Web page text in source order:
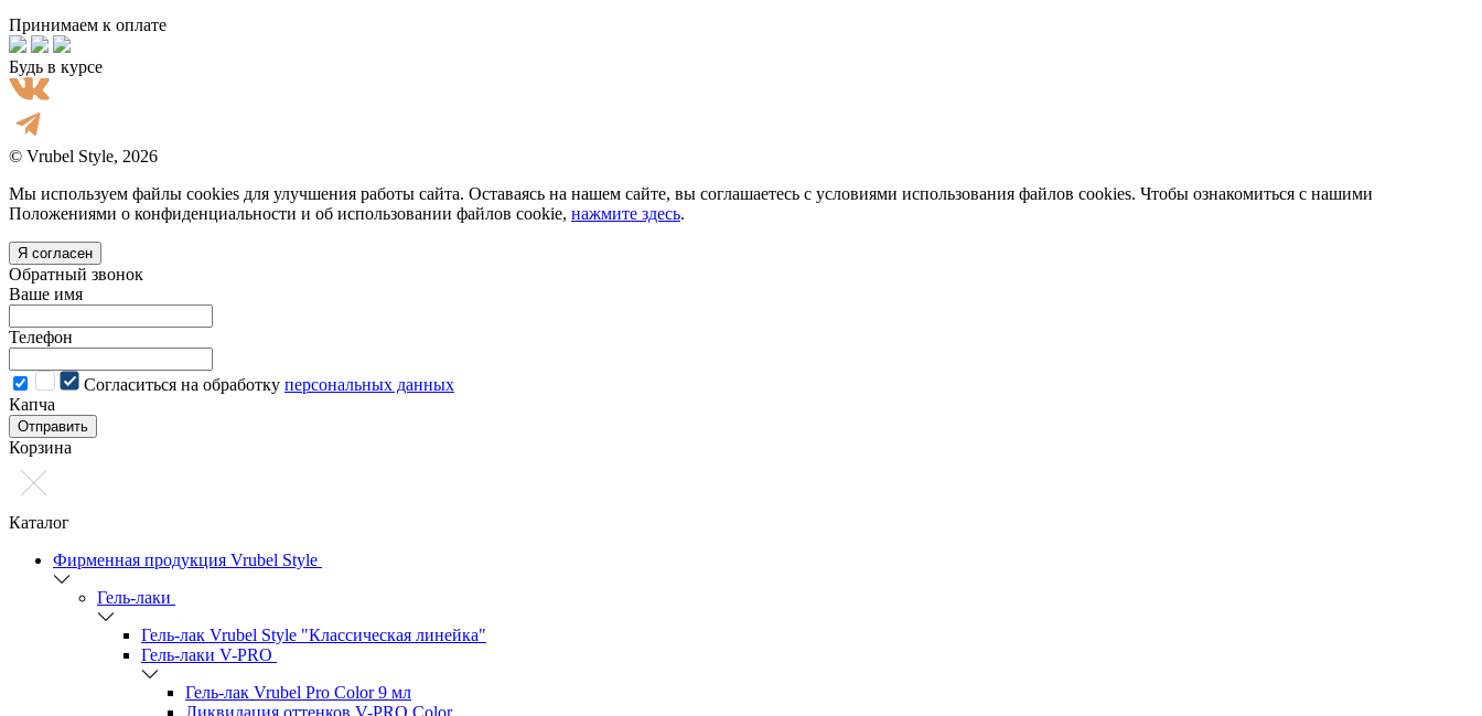
Принимаем к оплате
Будь в курсе
© Vrubel Style, 2026
Мы используем файлы cookies для улучшения работы сайта. Оставаясь на нашем сайте, вы соглашаетесь с условиями использования файлов cookies. Чтобы ознакомиться с нашими
Положениями о конфиденциальности и об использовании файлов cookie, нажмите здесь.
Я согласен
Обратный звонок
Ваше имя
Телефон
Cогласиться на обработку персональных данных
Капча
Отправить
Корзина
Каталог
Фирменная продукция Vrubel Style
Гель-лаки
Гель-лак Vrubel Style "Классическая линейка"
Гель-лаки V-PRO
Гель-лак Vrubel Pro Color 9 мл